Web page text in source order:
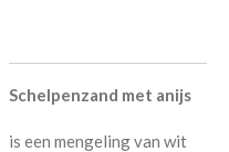
Schelpenzand met anijs
is een mengeling van wit